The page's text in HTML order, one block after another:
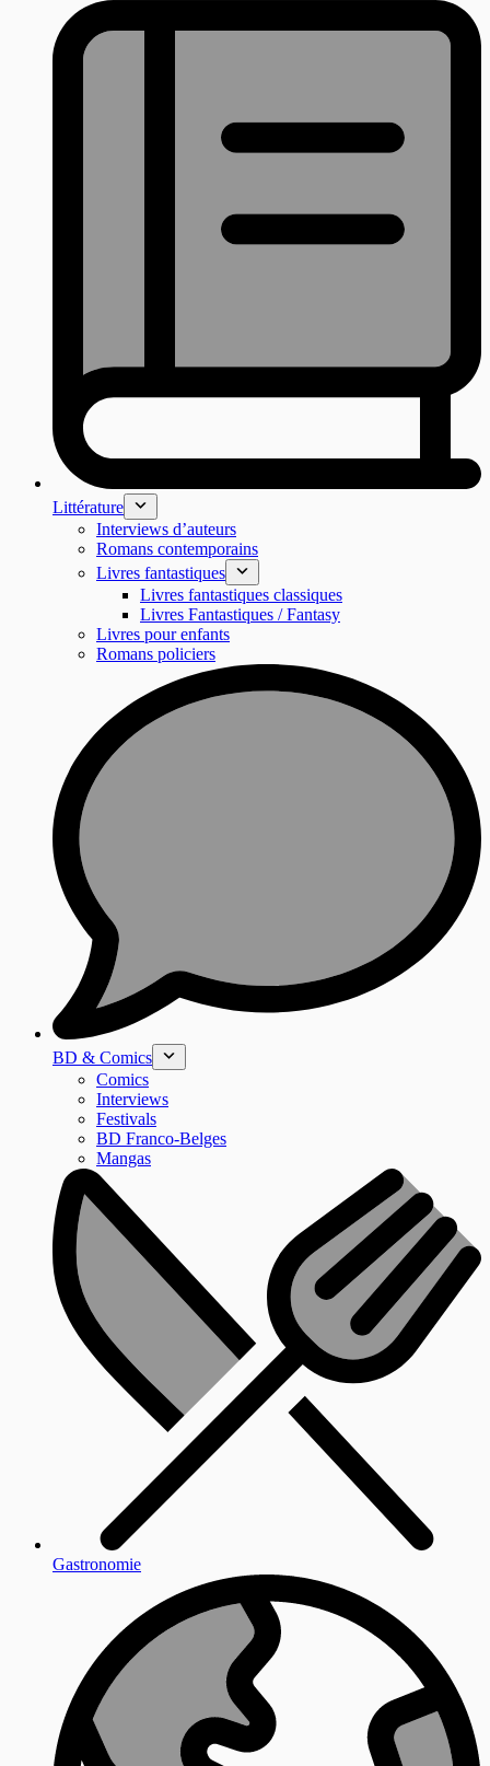
Littérature
Interviews d’auteurs
Romans contemporains
Livres fantastiques
Livres fantastiques classiques
Livres Fantastiques / Fantasy
Livres pour enfants
Romans policiers
BD & Comics
Comics
Interviews
Festivals
BD Franco-Belges
Mangas
Gastronomie